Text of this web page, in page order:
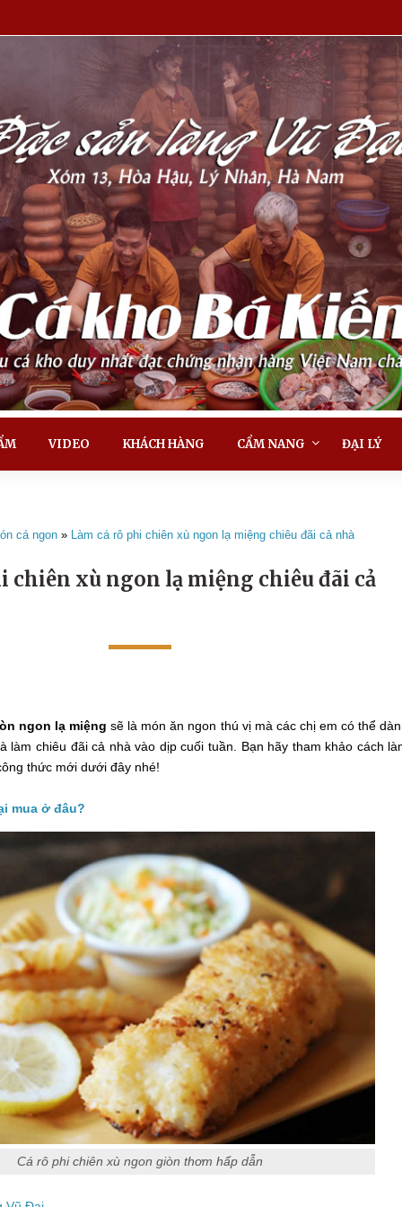
VIDEO KHÁCH HÀNG CẨM NANG ĐẠI LÝ
cá ngon » Làm cá rô phi chiên xù ngon lạ miệng chiêu đãi cả nhà
chiên xù ngon lạ miệng chiêu đãi cả
ngon lạ miệng sẽ là món ăn ngon thú vị mà các chị em có thể
làm chiêu đãi cả nhà vào dịp cuối tuần. Bạn hãy tham khảo cách
thức mới dưới đây nhé!
mua ở đâu?
Cá rô phi chiên xù ngon giòn thơm hấp dẫn